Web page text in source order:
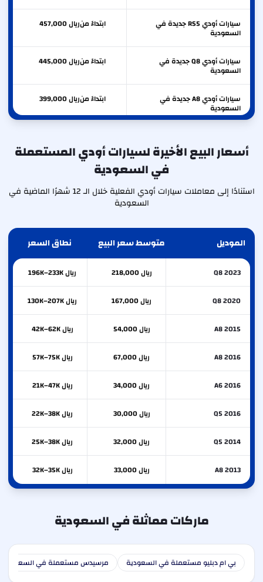
سيارات أودي RS5 جديدة في
السعودية
ابتداءً من 457,000ريال
سيارات أودي Q8 جديدة في
السعودية
ابتداءً من 445,000ريال
سيارات أودي A8 جديدة في
السعودية
ابتداءً من 399,000ريال
السعودية
سيارات أودي RS3 جديدة في ابتداءً من
أسعار البيع الأخيرة لسيارات أودي المستعملة
في السعودية
استنادًا إلى معاملات سيارات أودي الفعلية خلال الـ 12 شهرًا الماضية في
السعودية
الموديل متوسط سعر البيع نطاق السعر
Q8 2023 ريال 218,000 ريال 196K–233K
Q8 2020 ريال 167,000 ريال 130K–207K
A8 2015 ريال 54,000 ريال 42K–62K
A8 2016 ريال 67,000 ريال 57K–75K
A6 2016 ريال 34,000 ريال 21K–47K
Q5 2016 ريال 30,000 ريال 22K–38K
Q5 2014 ريال 32,000 ريال 25K–38K
A8 2013 ريال 33,000 ريال 32K–35K
ماركات مماثلة في السعودية
بي ام دبليو مستعملة في السعودية مرسيدس مستعملة في السعودية